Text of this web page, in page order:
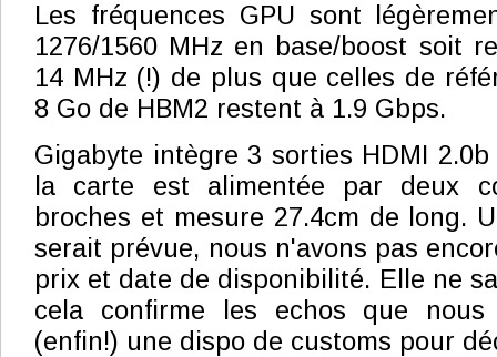
Les fréquences GPU sont
1276/1560 MHz en base/boost soit
14 MHz (!) de plus que celles de
8 Go de HBM2 restent à 1.9 Gbps.
Gigabyte intègre 3 sorties HDMI
la carte est alimentée par deux
broches et mesure 27.4cm de long.
serait prévue, nous n'avons pas
prix et date de disponibilité. Elle ne
cela confirme les echos que nous
(enfin!) une dispo de customs pour